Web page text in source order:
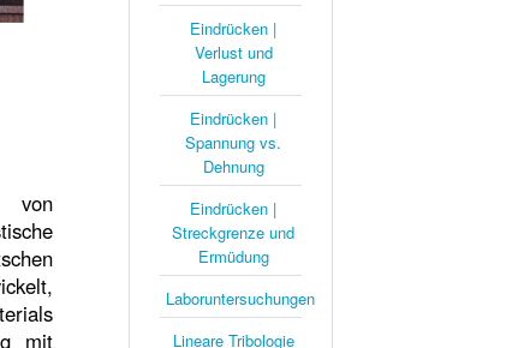
von
mit
Eindrücken |
Verlust und
Lagerung
Eindrücken |
Spannung vs.
Dehnung
Eindrücken |
Streckgrenze und
Ermüdung
Laboruntersuchungen
Lineare Tribologie